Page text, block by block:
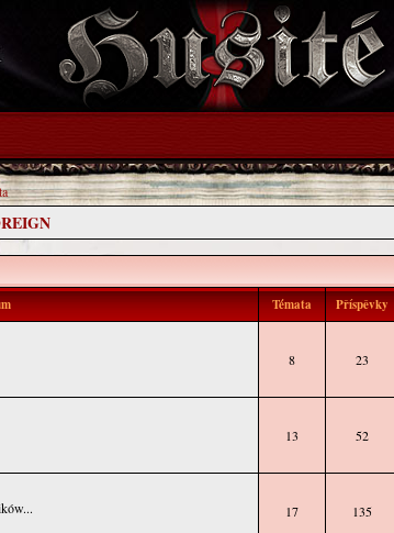
Témata Příspěvky
8 23
13 52
17 135